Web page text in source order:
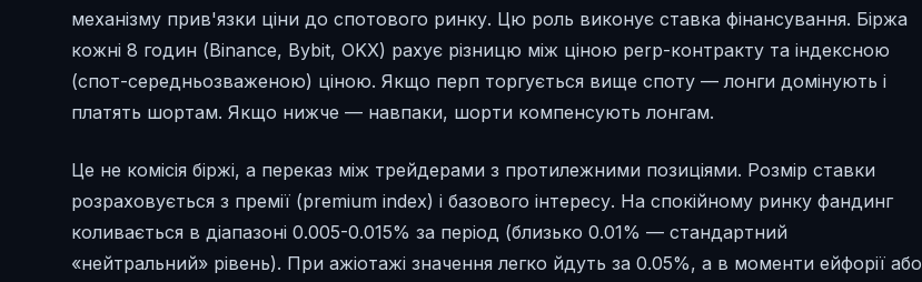
механізму прив'язки ціни до спотового ринку. Цю роль виконує ставка фінансування. Біржа
кожні 8 годин (Binance, Bybit, OKX) рахує різницю між ціною perp-контракту та індексною
(спот-середньозваженою) ціною. Якщо перп торгується вище споту — лонги домінують і
платять шортам. Якщо нижче — навпаки, шорти компенсують лонгам.
Це не комісія біржі, а переказ між трейдерами з протилежними позиціями. Розмір ставки
розраховується з премії (premium index) і базового інтересу. На спокійному ринку фандинг
коливається в діапазоні 0.005-0.015% за період (близько 0.01% — стандартний
«нейтральний» рівень). При ажіотажі значення легко йдуть за 0.05%, а в моменти ейфорії або